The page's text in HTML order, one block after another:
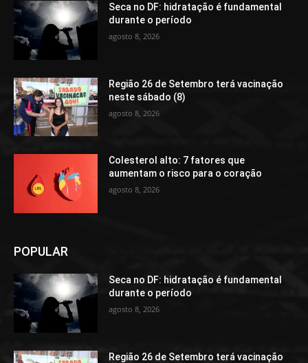
Seca no DF: hidratação é fundamental
durante o período
agosto 8, 2026
Região 26 de Setembro terá vacinação
neste sábado (8)
agosto 8, 2026
Colesterol alto: 7 fatores que
aumentam o risco para o coração
agosto 8, 2026
POPULAR
Seca no DF: hidratação é fundamental
durante o período
agosto 8, 2026
Região 26 de Setembro terá vacinação